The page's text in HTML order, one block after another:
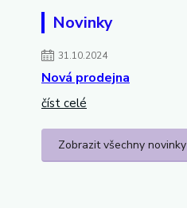
Novinky
31.10.2024
Nová prodejna
číst celé
Zobrazit všechny novinky